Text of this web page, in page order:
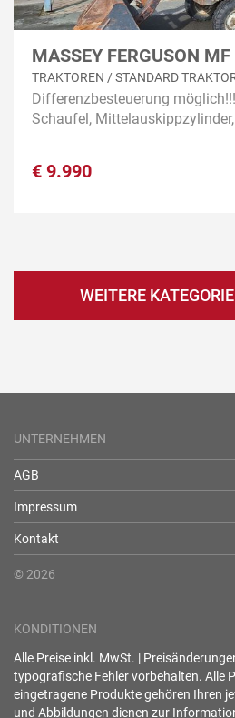
MASSEY FERGUSON
TRAKTOREN / STANDARD
Differenzbesteuerung
Schaufel,
€ 9.990
WEITERE
UNTERNEHMEN
AGB
Impressum
Kontakt
© 2026
KONDITIONEN
Alle Preise inkl. MwSt. |
typografische Fehler vorbehalten. Alle
eingetragene Produkte gehören Ihren
und Abbildungen dienen zur